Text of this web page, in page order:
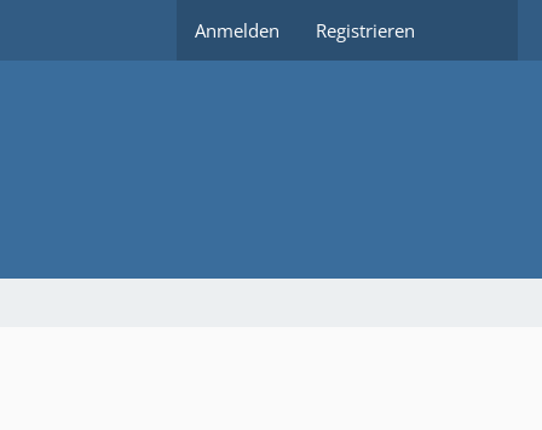
Anmelden Registrieren